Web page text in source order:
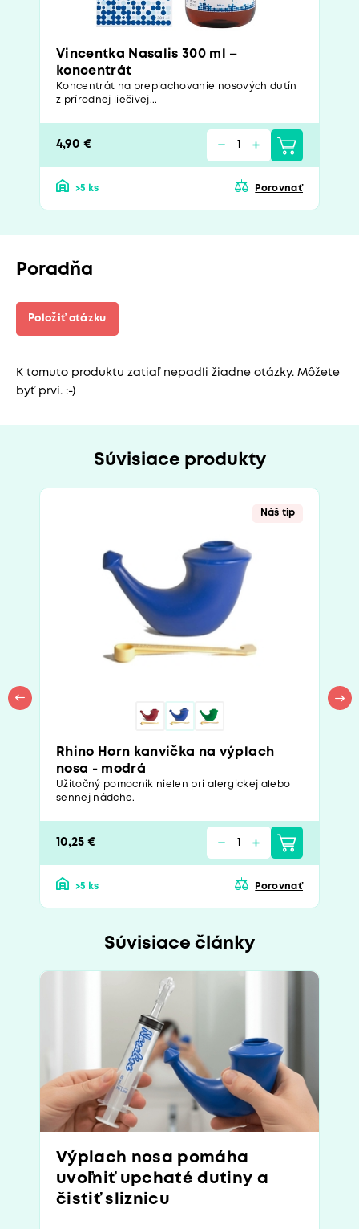
Vincentka Nasalis 300 ml –
koncentrát
Koncentrát na preplachovanie nosových dutín
z prírodnej liečivej...
4,90 €
>5 ks Porovnať
Poradňa
Položiť otázku
K tomuto produktu zatiaľ nepadli žiadne otázky. Môžete
byť prví. :-)
Súvisiace produkty
Náš tip
Rhino Horn kanvička na výplach
nosa - modrá
Užitočný pomocník nielen pri alergickej alebo
sennej nádche.
10,25 €
>5 ks Porovnať
Súvisiace články
Výplach nosa pomáha
uvoľniť upchaté dutiny a
čistiť sliznicu